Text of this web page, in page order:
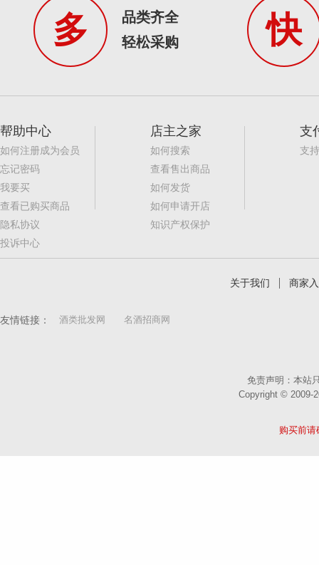
多
品类齐全
轻松采购
快
帮助中心
如何注册成为会员
忘记密码
我要买
查看已购买商品
隐私协议
投诉中心
店主之家
如何搜索
查看售出商品
如何发货
如何申请开店
知识产权保护
支
支
关于我们 商家
友情链接： 酒类批发网 名酒招商网
免责声明：本站
Copyright © 2009-
购买前